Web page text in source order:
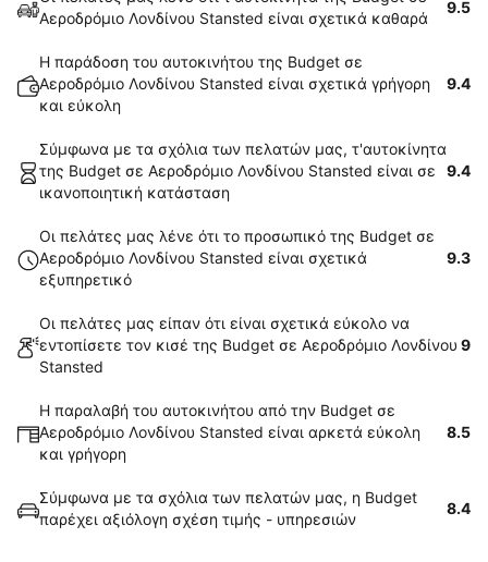
Αεροδρόμιο Λονδίνου Stansted είναι σχετικά καθαρά
9.5
Η παράδοση του αυτοκινήτου της Budget σε
Αεροδρόμιο Λονδίνου Stansted είναι σχετικά γρήγορη
και εύκολη
9.4
Σύμφωνα με τα σχόλια των πελατών μας, τ'αυτοκίνητα
της Budget σε Αεροδρόμιο Λονδίνου Stansted είναι σε
ικανοποιητική κατάσταση
9.4
Οι πελάτες μας λένε ότι το προσωπικό της Budget σε
Αεροδρόμιο Λονδίνου Stansted είναι σχετικά
εξυπηρετικό
9.3
Οι πελάτες μας είπαν ότι είναι σχετικά εύκολο να
εντοπίσετε τον κισέ της Budget σε Αεροδρόμιο Λονδίνου
Stansted
9
Η παραλαβή του αυτοκινήτου από την Budget σε
Αεροδρόμιο Λονδίνου Stansted είναι αρκετά εύκολη
και γρήγορη
8.5
Σύμφωνα με τα σχόλια των πελατών μας, η Budget
παρέχει αξιόλογη σχέση τιμής - υπηρεσιών
8.4